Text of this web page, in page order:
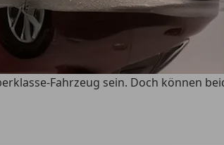
Fahrzeug sein. Doch können